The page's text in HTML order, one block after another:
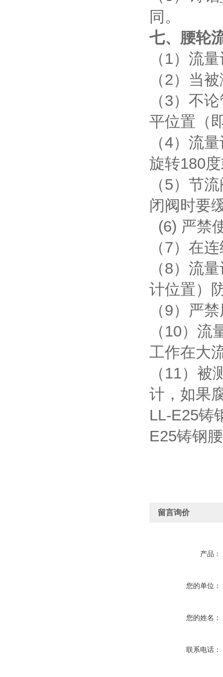
同。
七、腰轮
（1）流
（2）当
（3）不
平位置（
（4）流
旋转180
（5）节
闭阀时要
(6) 严禁
（7）在
（8）流
计位置）
（9）严
（10）
工作在大
（11）
计，如果
LL-E25铸
E25铸钢
留言询价
产品：
您的单位：
您的姓名：
联系电话：